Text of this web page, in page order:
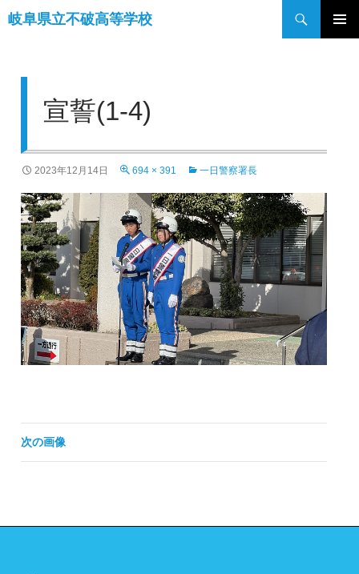
岐阜県立不破高等学校
検
索
宣誓(1-4)
2023年12月14日 694 × 391 一日警察署長
次の画像